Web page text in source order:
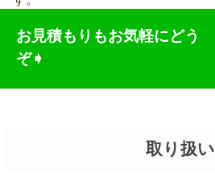
お見積もりもお気軽にどう
ぞ➧
取り扱い